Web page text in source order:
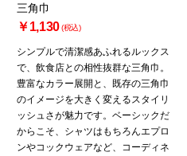
三角巾
￥1,130(税込)
シンプルで清潔感あふれるルックス
で、飲食店との相性抜群な三角巾。
豊富なカラー展開と、既存の三角巾
のイメージを大きく変えるスタイリ
ッシュさが魅力です。ベーシックだ
からこそ、シャツはもちろんエプロ
ンやコックウェアなど、コーディネ
カートへ進む